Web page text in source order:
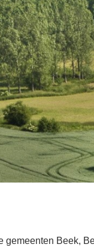
gemeenten Beek,